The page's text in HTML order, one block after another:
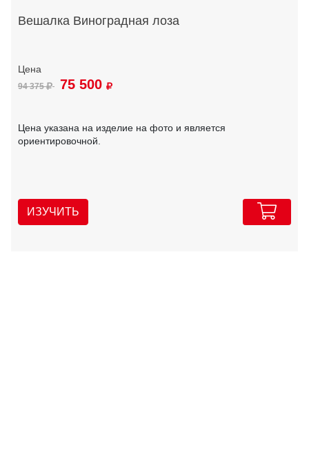
Вешалка Виноградная лоза
94 375 75 500
Цена указана на изделие на фото и является
ориентировочной.
ИЗУЧИТЬ